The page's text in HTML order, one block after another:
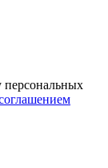
персональных